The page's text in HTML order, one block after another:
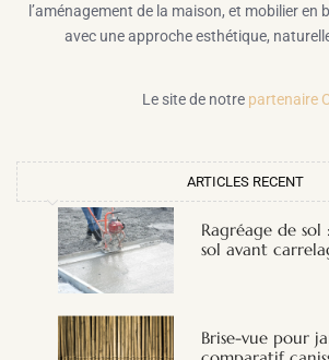
l’aménagement de la maison, et mobilier en
avec une approche esthétique,
Le site de notre partenaire
ARTICLES RECENT
Ragréage de
sol avant
Brise-vue pour